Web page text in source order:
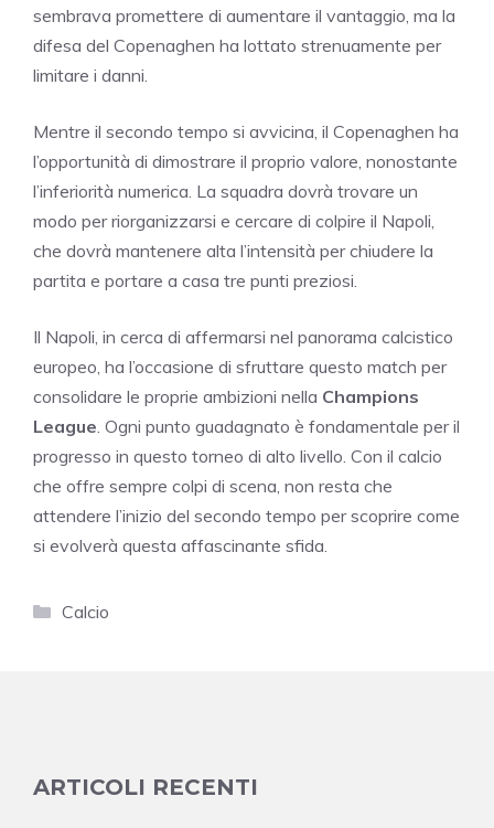
sembrava promettere di aumentare il vantaggio, ma la
difesa del Copenaghen ha lottato strenuamente per
limitare i danni.
Mentre il secondo tempo si avvicina, il Copenaghen ha
l’opportunità di dimostrare il proprio valore, nonostante
l’inferiorità numerica. La squadra dovrà trovare un
modo per riorganizzarsi e cercare di colpire il Napoli,
che dovrà mantenere alta l’intensità per chiudere la
partita e portare a casa tre punti preziosi.
Il Napoli, in cerca di affermarsi nel panorama calcistico
europeo, ha l’occasione di sfruttare questo match per
consolidare le proprie ambizioni nella Champions
League . Ogni punto guadagnato è fondamentale per il
progresso in questo torneo di alto livello. Con il calcio
che offre sempre colpi di scena, non resta che
attendere l’inizio del secondo tempo per scoprire come
si evolverà questa affascinante sfida.
Categorie
Calcio
ARTICOLI RECENTI